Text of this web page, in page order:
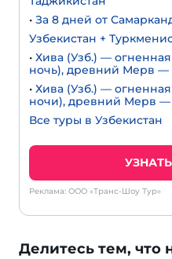
• За 8 дней от
Узбекистан +
• Хива (Узб.) —
ночь), древний Мерв —
• Хива (Узб.) —
ночи), древний Мерв —
Все туры в Узбекистан
Реклама: ООО «Транс-Шоу Тур»
Делитесь тем, что